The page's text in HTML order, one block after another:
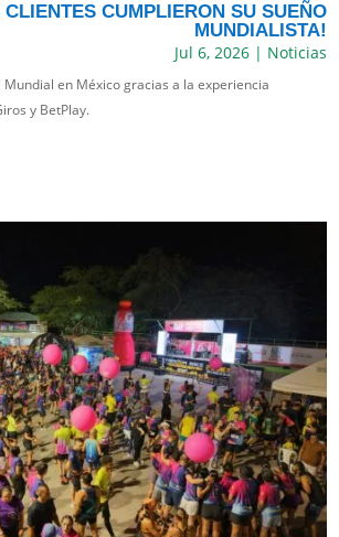
CLIENTES CUMPLIERON SU SUEÑO
MUNDIALISTA!
Jul 6, 2026| Noticias
en México gracias a la experiencia
y BetPlay.